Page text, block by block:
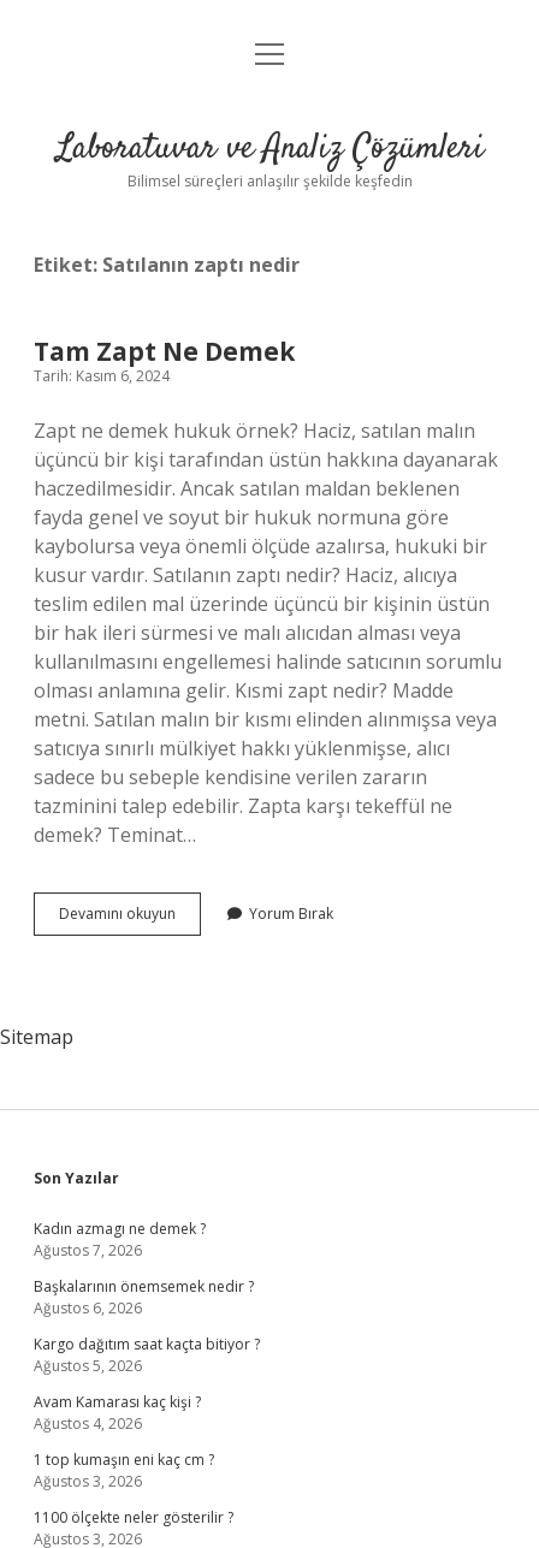
Anasayfa
Yasal Uyarı
menüyü
Laboratuvar ve Analiz Çözümleri
Bilimsel süreçleri anlaşılır şekilde keşfedin
Etiket: Satılanın zaptı nedir
Tam Zapt Ne Demek
Tarih: Kasım 6, 2024
Zapt ne demek hukuk örnek? Haciz, satılan malın
üçüncü bir kişi tarafından üstün hakkına dayanarak
haczedilmesidir. Ancak satılan maldan beklenen
fayda genel ve soyut bir hukuk normuna göre
kaybolursa veya önemli ölçüde azalırsa, hukuki bir
kusur vardır. Satılanın zaptı nedir? Haciz, alıcıya
teslim edilen mal üzerinde üçüncü bir kişinin üstün
bir hak ileri sürmesi ve malı alıcıdan alması veya
kullanılmasını engellemesi halinde satıcının sorumlu
olması anlamına gelir. Kısmi zapt nedir? Madde
metni. Satılan malın bir kısmı elinden alınmışsa veya
satıcıya sınırlı mülkiyet hakkı yüklenmişse, alıcı
sadece bu sebeple kendisine verilen zararın
tazminini talep edebilir. Zapta karşı tekeffül ne
demek? Teminat…
Devamını okuyun
Zapt
Yorum Bırak
Sitemap
Sidebar
Son Yazılar
Kadın azmagı ne demek ?
Ağustos 7, 2026
Başkalarının önemsemek nedir ?
Ağustos 6, 2026
Kargo dağıtım saat kaçta bitiyor ?
Ağustos 5, 2026
Avam Kamarası kaç kişi ?
Ağustos 4, 2026
1 top kumaşın eni kaç cm ?
Ağustos 3, 2026
1100 ölçekte neler gösterilir ?
Ağustos 3, 2026